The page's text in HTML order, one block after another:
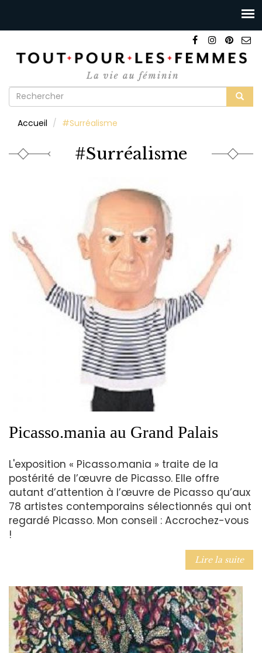
Formulaire
recherche
Accueil #Surréalisme
#Surréalisme
Picasso.mania au Grand Palais
L'exposition « Picasso.mania » traite de la
postérité de l’œuvre de Picasso. Elle offre
autant d’attention à l’œuvre de Picasso qu’aux
78 artistes contemporains sélectionnés qui ont
regardé Picasso. Mon conseil : Accrochez-vous
!
Lire la suite